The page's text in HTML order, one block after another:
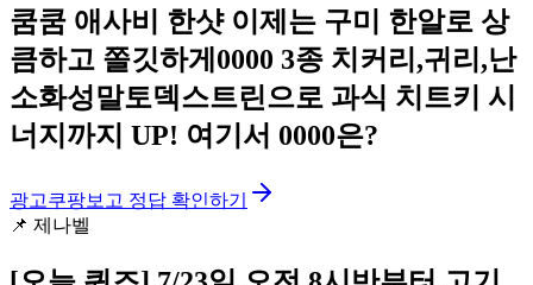
쿰쿰 애사비 한샷 이제는 구미 한알로 상
큼하고 쫄깃하게0000 3종 치커리,귀리,난
소화성말토덱스트린으로 과식 치트키 시
너지까지 UP! 여기서 0000은?
광고쿠팡보고 정답 확인하기
📌 제나벨